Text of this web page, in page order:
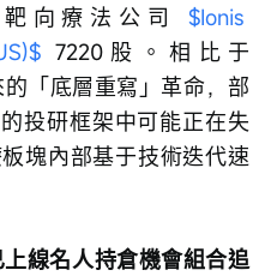
向療法公司 $Ionis
7220股。相比于
的「底層重寫」革命，部
投研框架中可能正在失
塊內部基于技術迭代速
線名人持倉機會組合追